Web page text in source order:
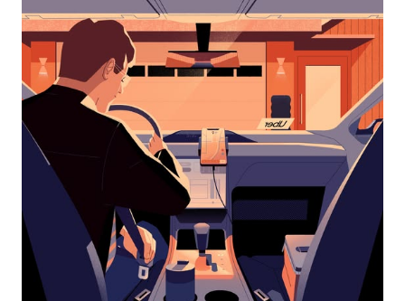
выбрать
дату.
Чтобы
закрыть
календарь,
нажмите
Esc.